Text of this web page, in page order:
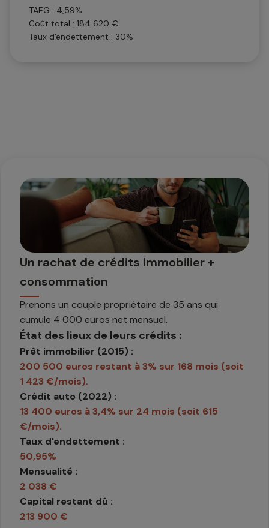
TAEG : 4,59%
Coût total : 184 620 €
Taux d'endettement : 30%
Un rachat de crédits immobilier +
consommation
Prenons un couple propriétaire de 35 ans qui
cumule 4 000 euros net mensuel.
État des lieux de leurs crédits :
Prêt immobilier (2015) :
200 500 euros restant à 3% sur 168 mois (soit
1 423 €/mois).
Crédit auto (2022) :
13 400 euros à 3,4% sur 24 mois (soit 615
€/mois).
Taux d'endettement :
50,95%
Mensualité :
2 038 €
Capital restant dû :
213 900 €